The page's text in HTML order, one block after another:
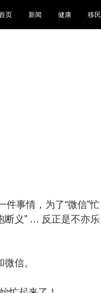
页
新闻 健康 移民
事情，为了“微信”忙
断义” … 反正是不亦乐
信。